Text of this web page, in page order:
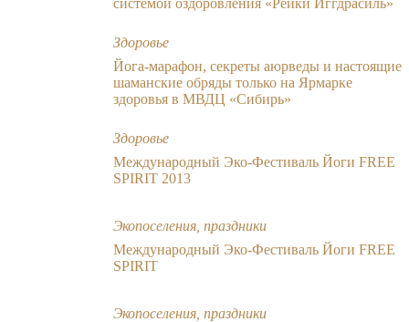
Здоровье
Йога-марафон, секреты аюрведы и настоящие
шаманские обряды только на Ярмарке
здоровья в МВДЦ «Сибирь»
Здоровье
Международный Эко-Фестиваль Йоги FREE
SPIRIT 2013
Экопоселения, праздники
Международный Эко-Фестиваль Йоги FREE
SPIRIT
Экопоселения, праздники